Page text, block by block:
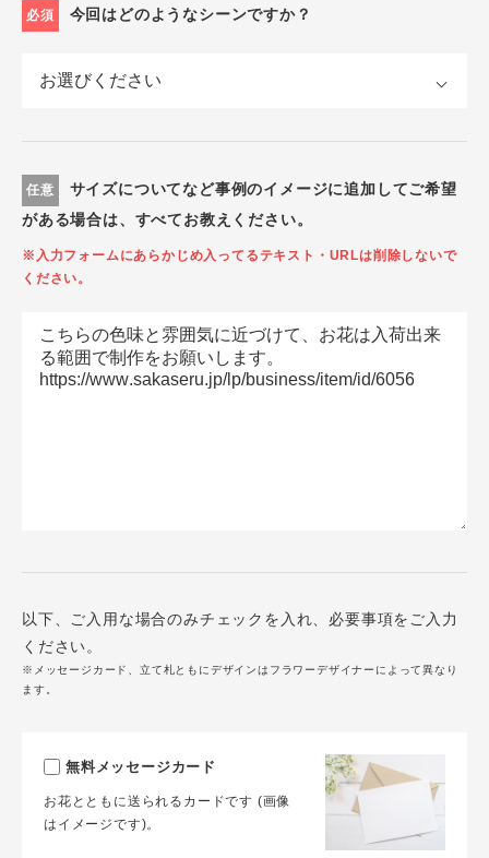
必須 今回はどのようなシーンですか？
任意
サイズについてなど事例のイメージに追加してご希望
がある場合は、すべてお教えください。
※入力フォームにあらかじめ入ってるテキスト・URLは削除しないで
ください。
以下、ご入用な場合のみチェックを入れ、必要事項をご入力
ください。
※メッセージカード、立て札ともにデザインはフラワーデザイナーによって異なり
ます。
無料メッセージカード
お花とともに送られるカードです (画像
はイメージです)。